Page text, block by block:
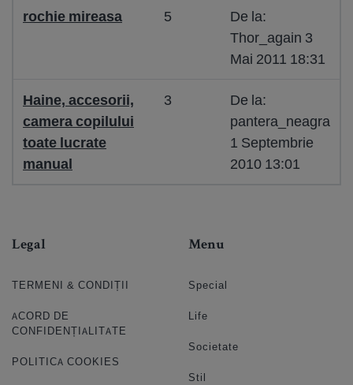
rochie mireasa 5
De la:
Thor_again 3
Mai 2011 18:31
Haine, accesorii,
camera copilului
toate lucrate
manual
3
De la:
pantera_neagra
1 Septembrie
2010 13:01
Legal
TERMENI & CONDIȚII
ACORD DE
CONFIDENȚIALITATE
POLITICA COOKIES
Menu
Special
Life
Societate
Stil